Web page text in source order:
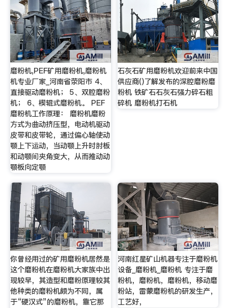
磨粉机,PEF矿用磨粉机,磨粉机
机专业厂家_河南省荥阳市 4、
直接驱动磨粉机； 5、双腔磨粉
机； 6、楔辊式磨粉机。 PEF
磨粉机工作原理： 磨粉机磨粉
方式为曲动挤压型，电动机驱动
皮带和皮带轮，通过偏心轴使动
颚上下运动，当动颚上升时肘板
和动颚间夹角变大，从而推动动
颚板向定颚
石灰石矿用磨粉机欢迎前来中国
供应商()了解发布的深腔磨粉磨
粉机 铁矿石石灰石强力碎石粗
碎机 磨粉机打石机
你曾经用过的矿用磨粉机居然是
这个磨粉机在磨粉机大家族中出
现较早，其造型和磨粉原理较其
他种类的磨粉机颇为不同，属
于“硬汉式”的磨粉机，靠它那
河南红星矿山机器专注于磨粉机
设备_磨粉机_磨粉机 专注于磨
粉机，磨粉机，磨粉机，移动磨
粉站，雷蒙磨粉机的研发生产，
工艺好，